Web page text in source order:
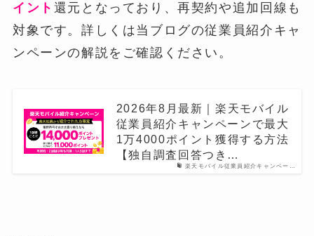
イント 還元となっており、再契約や追加回線も
対象です。詳しくは当ブログの従業員紹介キャ
ンペーンの解説をご確認ください。
楽天モバイル従業員紹介キャンペー…
2026年8月最新｜楽天モバイル
従業員紹介キャンペーンで最大
1万4000ポイント獲得する方法
【独自調査回答つき…